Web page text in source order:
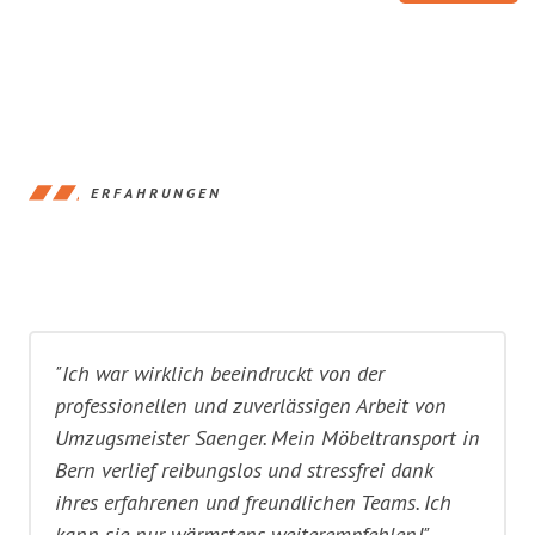
ERFAHRUNGEN
"Ich war wirklich beeindruckt von der
professionellen und zuverlässigen Arbeit von
Umzugsmeister Saenger. Mein Möbeltransport in
Bern verlief reibungslos und stressfrei dank
ihres erfahrenen und freundlichen Teams. Ich